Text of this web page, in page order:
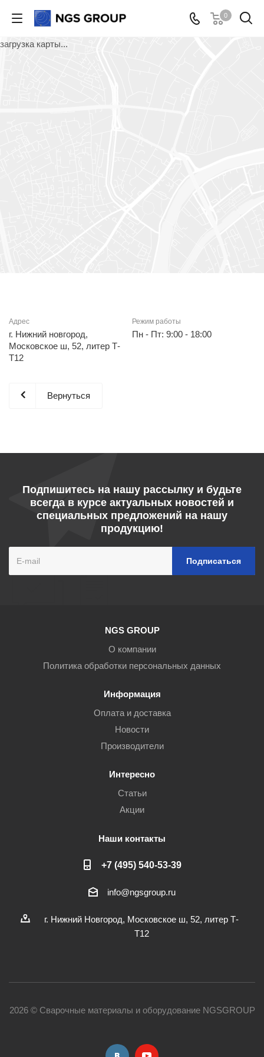
0
загрузка карты...
Адрес
г. Нижний новгород,
Московское ш, 52, литер Т-
Т12
Режим работы
Пн - Пт: 9:00 - 18:00
Вернуться
Подпишитесь на нашу рассылку и будьте
всегда в курсе актуальных новостей и
специальных предложений на нашу
продукцию!
NGS GROUP
О компании
Политика обработки персональных данных
Информация
Оплата и доставка
Новости
Производители
Интересно
Статьи
Акции
Наши контакты
+7 (495) 540-53-39
info@ngsgroup.ru
г. Нижний Новгород, Московское ш, 52, литер Т-
Т12
2026 © Сварочные материалы и оборудование NGSGROUP